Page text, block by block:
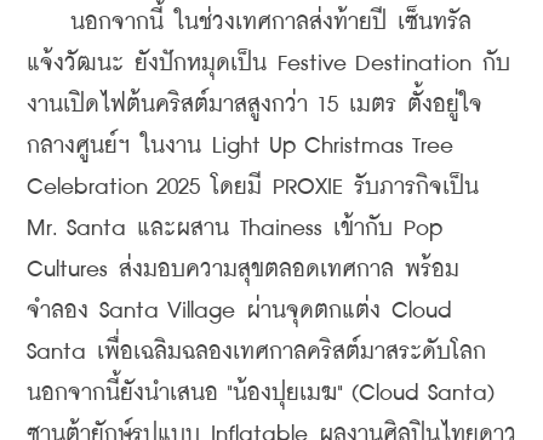
นอกจากนี้ ในช่วงเทศกาลส่งท้ายปี เซ็นทรัล
แจ้งวัฒนะ ยังปักหมุดเป็น Festive Destination กับ
งานเปิดไฟต้นคริสต์มาสสูงกว่า 15 เมตร ตั้งอยู่ใจ
กลางศูนย์ฯ ในงาน Light Up Christmas Tree
Celebration 2025 โดยมี PROXIE รับภารกิจเป็น
Mr. Santa และผสาน Thainess เข้ากับ Pop
Cultures ส่งมอบความสุขตลอดเทศกาล พร้อม
จำลอง Santa Village ผ่านจุดตกแต่ง Cloud
Santa เพื่อเฉลิมฉลองเทศกาลคริสต์มาสระดับโลก
นอกจากนี้ยังนำเสนอ "น้องปุยเมฆ" (Cloud Santa)
ซานต้ายักษ์รูปแบบ Inflatable ผลงานศิลปินไทยดาว